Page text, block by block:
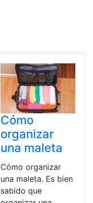
Cómo
organizar
una maleta
Cómo organizar
una maleta. Es bien
sabido que